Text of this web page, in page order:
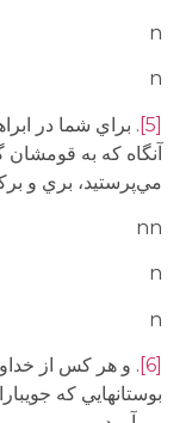
n
n
[5]
. براي شما در
آنگاه كه به قومشان
مي‌پرستيد، بري و
nn
n
n
[6]
. و هر كس از
بوستانهايي كه